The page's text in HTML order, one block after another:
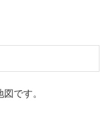
です。